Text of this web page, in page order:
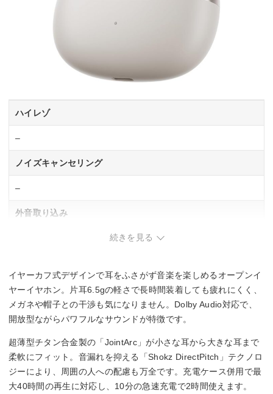
ハイレゾ
–
ノイズキャンセリング
–
外音取り込み
○
防水・防塵性能
IP54
マイク
○
続きを見る
イヤーカフ式デザインで耳をふさがず音楽を楽しめるオープンイ
ヤーイヤホン。片耳6.5gの軽さで長時間装着しても疲れにくく、
メガネや帽子との干渉も気になりません。Dolby Audio対応で、
開放型ながらパワフルなサウンドが特徴です。
超薄型チタン合金製の「JointArc」が小さな耳から大きな耳まで
柔軟にフィット。音漏れを抑える「Shokz DirectPitch」テクノロ
ジーにより、周囲の人への配慮も万全です。充電ケース併用で最
大40時間の再生に対応し、10分の急速充電で2時間使えます。